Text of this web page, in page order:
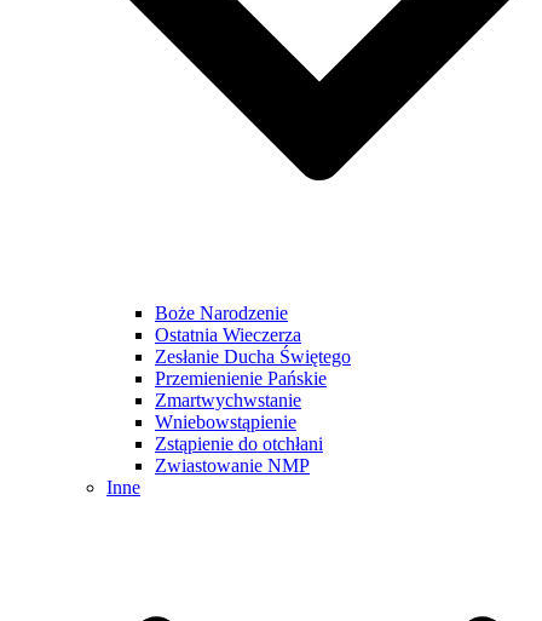
Boże Narodzenie
Ostatnia Wieczerza
Zesłanie Ducha Świętego
Przemienienie Pańskie
Zmartwychwstanie
Wniebowstąpienie
Zstąpienie do otchłani
Zwiastowanie NMP
Inne